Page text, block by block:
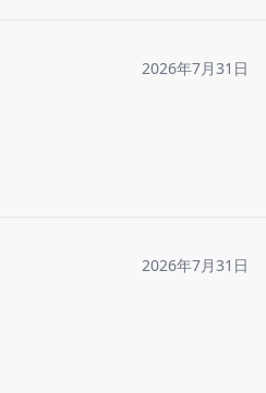
2026年7月31日
2026年7月31日